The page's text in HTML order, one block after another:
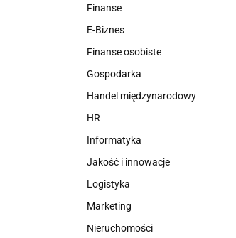
Finanse
E-Biznes
Finanse osobiste
Gospodarka
Handel międzynarodowy
HR
Informatyka
Jakość i innowacje
Logistyka
Marketing
Nieruchomości